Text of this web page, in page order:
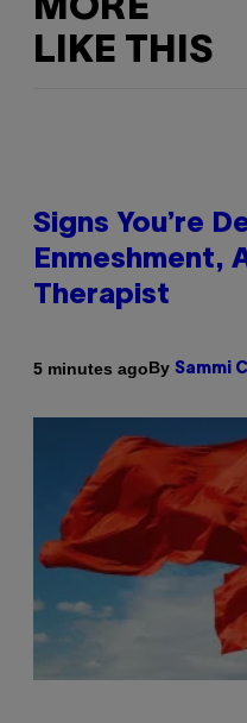
MORE
LIKE THIS
Signs You’re
Enmeshment,
Therapist
5 minutes agoBy Sammi